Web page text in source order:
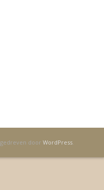
door WordPress.